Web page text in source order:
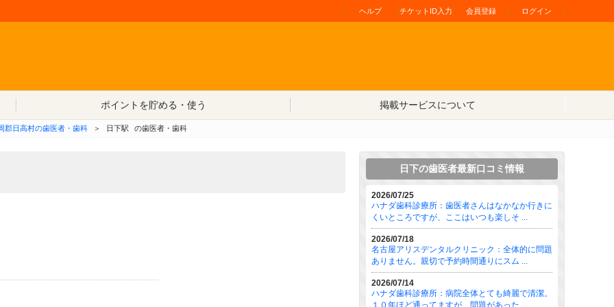
ヘルプ チケットID入力 会員登録 ログイン
ポイントを貯める・使う
掲載サービスについて
郡日高村の歯医者・歯科 ＞ 日下駅 の歯医者・歯科
日下の歯医者最新口コミ情報
2026/07/25
ハナダ歯科診療所：歯医者さんはなかなか行きに
くいところですが、ここはいつも楽しそ ...
2026/07/18
名古屋アリスデンタルクリニック：全体的に問題
ありません。親切で予約時間通りにスム ...
2026/07/14
ハナダ歯科診療所：病院全体とても綺麗で清潔。